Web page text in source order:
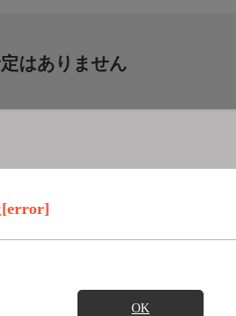
[error]
OK
はありません